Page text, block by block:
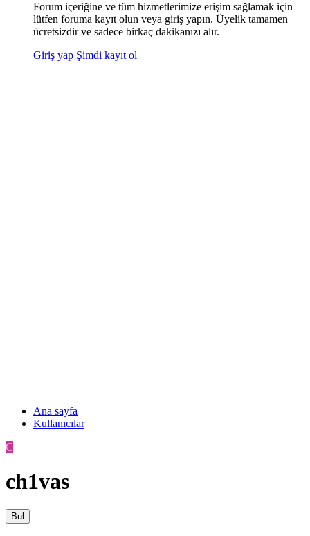
Forum içeriğine ve tüm hizmetlerimize erişim sağlamak için
lütfen foruma kayıt olun veya giriş yapın. Üyelik tamamen
ücretsizdir ve sadece birkaç dakikanızı alır.
Giriş yap Şimdi kayıt ol
Ana sayfa
Kullanıcılar
C
ch1vas
Bul